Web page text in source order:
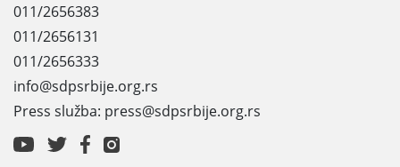
011/2656383
011/2656131
011/2656333
info@sdpsrbije.org.rs
Press služba: press@sdpsrbije.org.rs